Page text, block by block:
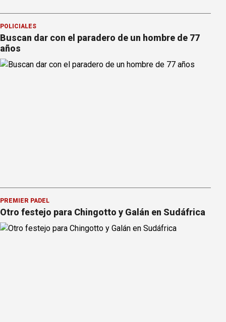
POLICIALES
Buscan dar con el paradero de un hombre de 77
años
PREMIER PÁDEL
Otro festejo para Chingotto y Galán en Sudáfrica